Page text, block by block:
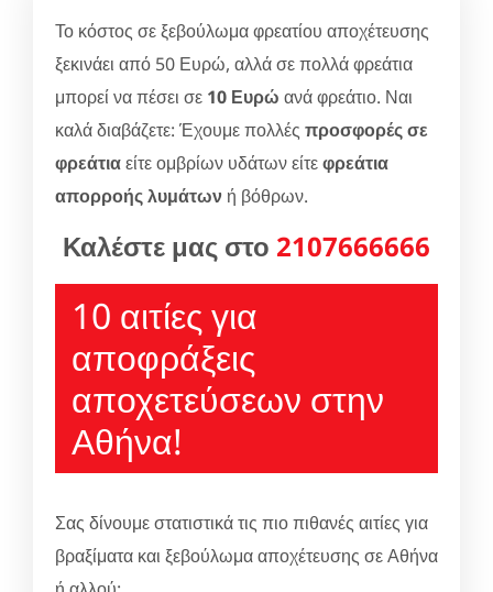
Το κόστος σε ξεβούλωμα φρεατίου αποχέτευσης
ξεκινάει από 50 Ευρώ, αλλά σε πολλά φρεάτια
μπορεί να πέσει σε 10 Ευρώ ανά φρεάτιο. Ναι
καλά διαβάζετε: Έχουμε πολλές προσφορές σε
φρεάτιαείτε ομβρίων υδάτων είτεφρεάτια
απορροής λυμάτων ή βόθρων.
Καλέστε μας στο 2107666666
10 αιτίες για
αποφράξεις
αποχετεύσεων στην
Αθήνα!
Σας δίνουμε στατιστικά τις πιο πιθανές αιτίες για
βραξίματα και ξεβούλωμα αποχέτευσης σε Αθήνα